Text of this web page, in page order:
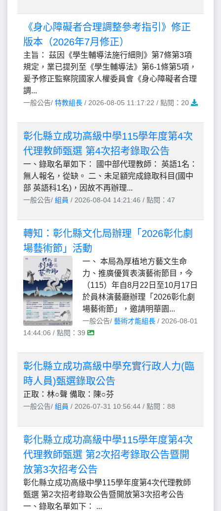
《身心障礙者合理調整參考指引》修正
版本（2026年7月修正）
主旨： 茲因《學生輔導法施行細則》第7條第3項
規定，業已提列至《學生輔導法》第6-1條第5項，
爰予修正監察院國家人權委員會《身心障礙者合理
調...
一般公告/ 特教組長 / 2026-08-05 11:17:22 / 點閱：20
彰化縣立成功高級中學115學年度第4次
代理教師甄選 第4次招考錄取公告
一、錄取名單如下： 國中部代理教師： 英語1名：
無人報名，從缺。 二、未足額完成錄取科目(國中
部 英語科1名)，因故不再辦理...
一般公告/ 組員 / 2026-08-04 14:21:46 / 點閱：47
轉知：彰化縣文化局辦理「2026彰化劇
場藝術節」活動
一、 本局為厚植地方藝文生命
力、推廣優質表演藝術節目，今
（115）年自8月22日至10月17日
於員林演藝廳辦理「2026彰化劇
場藝術節」，邀請明華園...
一般公告/ 藝術才能組長 / 2026-08-01
14:44:06 / 點閱：39
彰化縣立成功高級中學充實行政人力(臨
時人員)甄選錄取公告
正取：林○聲 備取：陳○芬
一般公告/ 組員 / 2026-07-31 10:56:44 / 點閱：88
彰化縣立成功高級中學115學年度第4次
代理教師甄選 第2次招考錄取公告暨開
放第3次招考公告
彰化縣立成功高級中學115學年度第4次代理教師
甄選 第2次招考錄取公告暨開放第3次招考公告
一、錄取名單如下： ...